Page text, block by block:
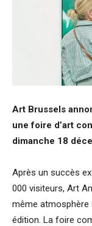
Art Brussels
une foire d’art
dimanche 18
Après un succès
000 visiteurs, Art
même atmosphère
édition. La foire